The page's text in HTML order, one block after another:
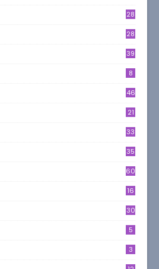
28
28
39
8
46
21
33
35
60
16
30
5
3